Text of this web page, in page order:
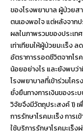
ของโรงพยาบาล ผู้ป่วยส
ตนเองพอใจ แต่หลังจากป
ผลในภาพรวมของประเท
เท่าเทียมให้ผู้ป่วยมะเร็ง
อัตราการรอดชีวิตจากโร
น้อยอย่างไร และยังพบว่
โรงพยาบาลที่เข้าร่วมโค
ยั่งยืนทางการเงินของระ
วิจัยจึงมีวัตถุประสงค์ 1)
การรักษาโรคมะเร็ง การ
ใช้บริการรักษาโรคมะเร็ง